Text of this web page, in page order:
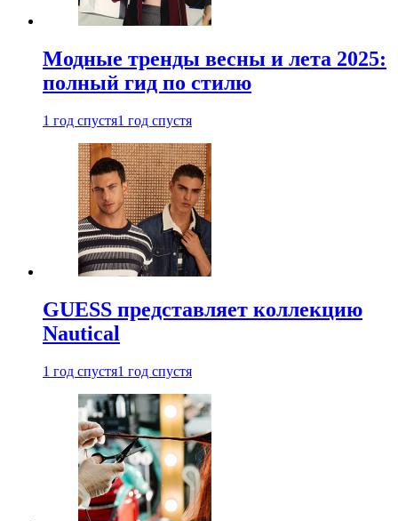
Модные тренды весны и лета 2025:
полный гид по стилю
1 год спустя1 год спустя
GUESS представляет коллекцию
Nautical
1 год спустя1 год спустя